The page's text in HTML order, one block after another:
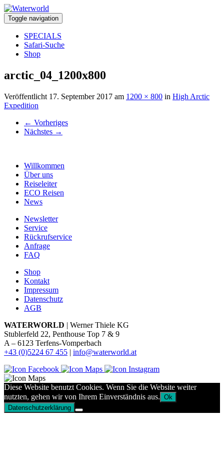
Toggle navigation
SPECIALS
Safari-Suche
Shop
arctic_04_1200x800
Veröffentlicht 17. September 2017 am 1200 × 800 in High Arctic
Expedition
← Vorheriges
Nächstes →
Willkommen
Über uns
Reiseleiter
ECO Reisen
News
Newsletter
Service
Rückrufservice
Anfrage
FAQ
Shop
Kontakt
Impressum
Datenschutz
AGB
WATERWORLD | Werner Thiele KG
Stublerfeld 22, Penthouse Top 7 & 9
A – 6123 Terfens-Vomperbach
+43 (0)5224 67 455 | info@waterworld.at
Diese Website benutzt Cookies. Wenn Sie die Website weiter
nutzten, gehen wir von Ihrem Einverständnis aus. Ok
Datenschutzerklärung